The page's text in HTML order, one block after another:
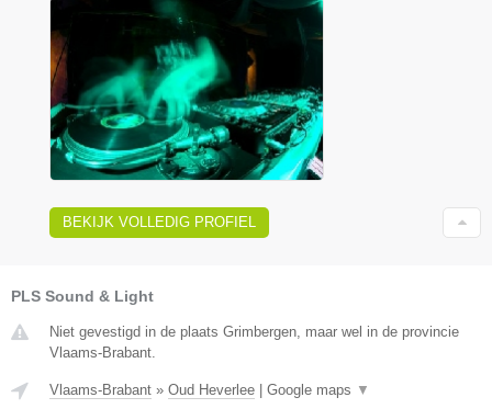
BEKIJK VOLLEDIG PROFIEL
PLS Sound & Light
Niet gevestigd in de plaats Grimbergen, maar wel in de provincie
Vlaams-Brabant.
Vlaams-Brabant » Oud Heverlee | Google maps ▼